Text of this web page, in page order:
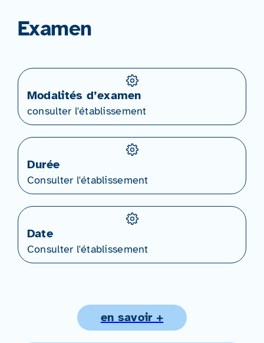
Examen
Modalités d’examen
consulter l'établissement
Durée
Consulter l'établissement
Date
Consulter l'établissement
en savoir +